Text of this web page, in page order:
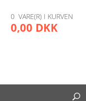
0 VARE(R) I KURVEN
0,00 DKK